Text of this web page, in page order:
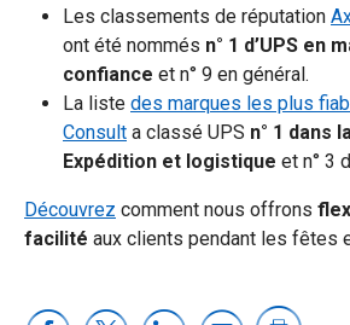
Les classements de réputation
ont été nommés n° 1 d’UPS en
confiance et n° 9 en général.
La liste des marques les plus
Consult a classé UPS n° 1 dans
Expédition et logistique et n° 3
Découvrez comment nous offrons
facilité aux clients pendant les fêtes